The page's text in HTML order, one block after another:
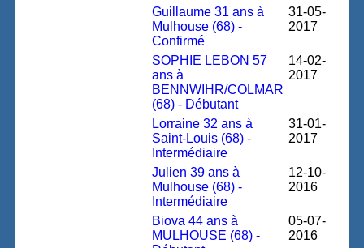
Guillaume 31 ans à
Mulhouse (68) -
Confirmé
31-05-
2017
SOPHIE LEBON 57
ans à
BENNWIHR/COLMAR
(68) - Débutant
14-02-
2017
Lorraine 32 ans à
Saint-Louis (68) -
Intermédiaire
31-01-
2017
Julien 39 ans à
Mulhouse (68) -
Intermédiaire
12-10-
2016
Biova 44 ans à
MULHOUSE (68) -
05-07-
2016